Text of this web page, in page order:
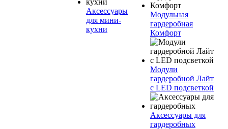
Аксессуары
для мини-
кухни
Модульная
гардеробная
Комфорт
Модули
гардеробной Лайт
с LED подсветкой
Аксессуары для
гардеробных